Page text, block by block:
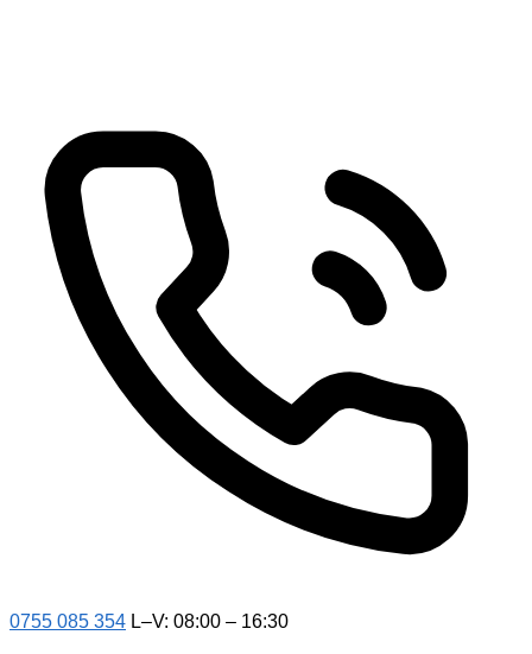
0755 085 354 L–V: 08:00 – 16:30